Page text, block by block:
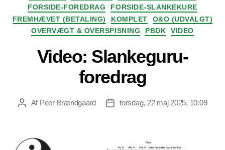
FORSIDE-FOREDRAG
FORSIDE-SLANKEKURE
FREMHÆVET (BETALING)
KOMPLET
O&O (UDVALGT)
OVERVÆGT & OVERSPISNING
PBDK VIDEO
Video: Slankeguru-
foredrag
Indlægsforfatter
Af Peer Brændgaard Indlægsdato
torsdag, 22 maj 2025, 10:09